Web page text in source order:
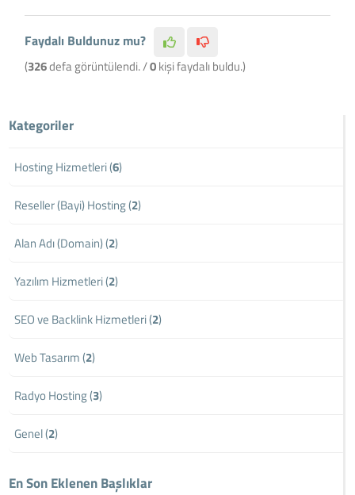
Faydalı Buldunuz mu?
(326defa görüntülendi. /0kişi faydalı buldu.)
Kategoriler
Hosting Hizmetleri (6)
Reseller (Bayi) Hosting (2)
Alan Adı (Domain) (2)
Yazılım Hizmetleri (2)
SEO ve Backlink Hizmetleri (2)
Web Tasarım (2)
Radyo Hosting (3)
Genel (2)
En Son Eklenen Başlıklar